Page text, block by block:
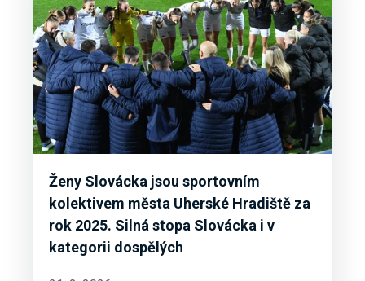
Ženy Slovácka jsou sportovním
kolektivem města Uherské Hradiště za
rok 2025. Silná stopa Slovácka i v
kategorii dospělých